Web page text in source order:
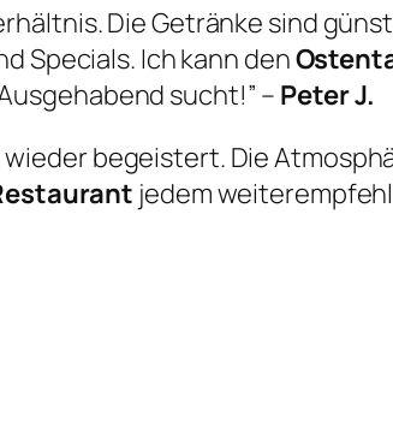
Die Getränke sind
Specials. Ich kann den
sucht!” – Peter J.
begeistert. Die
jedem